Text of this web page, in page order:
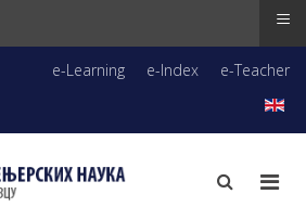
e-Learning e-Index e-Teacher
≡